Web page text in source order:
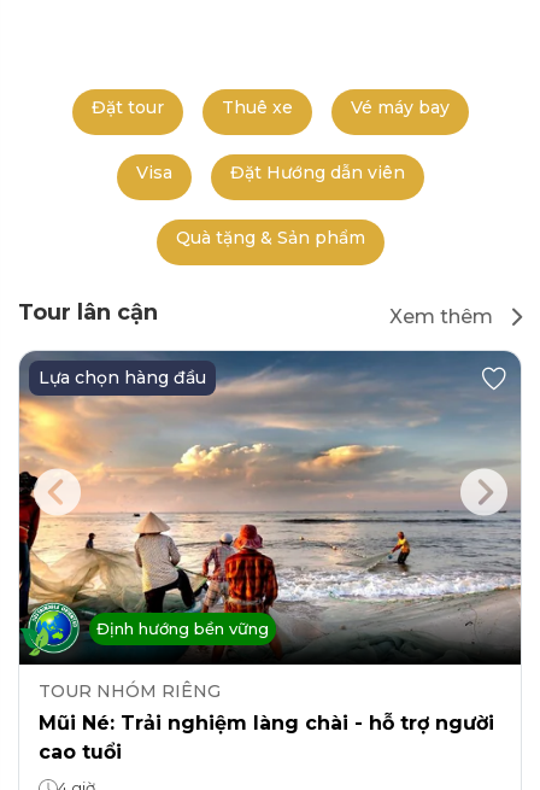
Đặt tour Thuê xe Vé máy bay
Visa Đặt Hướng dẫn viên
Quà tặng & Sản phẩm
Tour lân cận Xem thêm
Lựa chọn hàng đầu
Định hướng bền vững
TOUR NHÓM RIÊNG
Mũi Né: Trải nghiệm làng chài - hỗ trợ người
cao tuổi